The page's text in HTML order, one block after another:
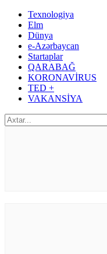
Texnologiya
Elm
Dünya
e-Azərbaycan
Startaplar
QARABAĞ
KORONAVİRUS
TED +
VAKANSİYA